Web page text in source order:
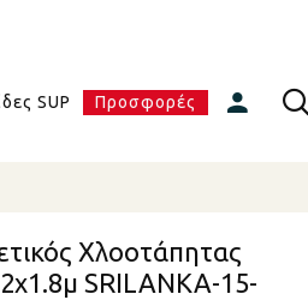
SUP Προσφορές
Χλοοτάπητας
SRILANKA-15-